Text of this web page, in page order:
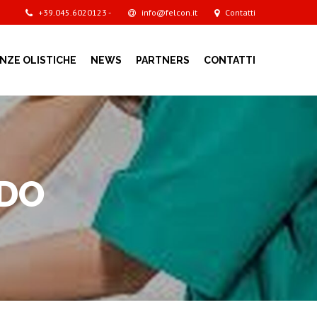
+39.045.6020123 - info@felcon.it Contatti
OLISTICHE NEWS PARTNERS CONTATTI